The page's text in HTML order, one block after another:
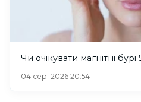
Чи очікувати магнітні
04 сер. 2026 20:54